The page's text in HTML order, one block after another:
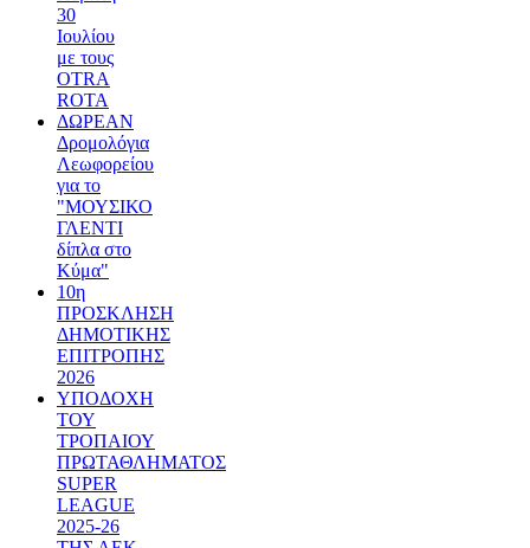
30
Ιουλίου
με τους
OTRA
ROTA
ΔΩΡΕΑΝ
Δρομολόγια
Λεωφορείου
για το
"ΜΟΥΣΙΚΟ
ΓΛΕΝΤΙ
δίπλα στο
Κύμα"
10η
ΠΡΟΣΚΛΗΣΗ
ΔΗΜΟΤΙΚΗΣ
ΕΠΙΤΡΟΠΗΣ
2026
ΥΠΟΔΟΧΗ
ΤΟΥ
ΤΡΟΠΑΙΟΥ
ΠΡΩΤΑΘΛΗΜΑΤΟΣ
SUPER
LEAGUE
2025-26